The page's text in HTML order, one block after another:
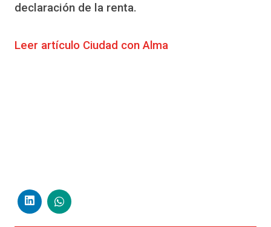
declaración de la renta.
Leer artículo Ciudad con Alma